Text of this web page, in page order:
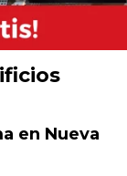
en Nueva